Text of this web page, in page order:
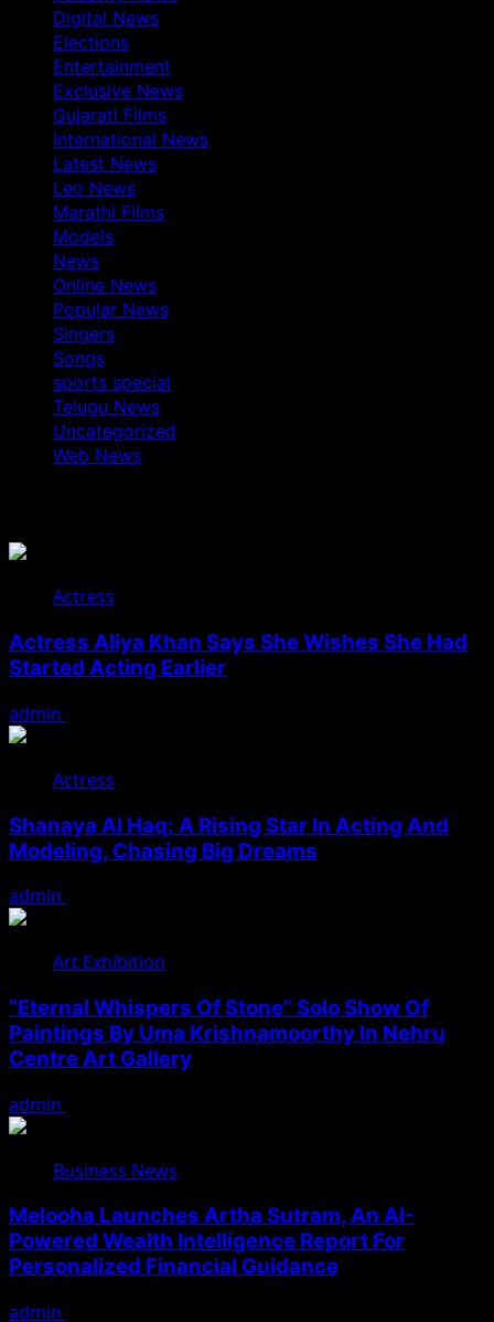
Digital News
Elections
Entertainment
Exclusive News
Gujarati Films
International News
Latest News
Leo News
Marathi Films
Models
News
Online News
Popular News
Singers
Songs
sports special
Telugu News
Uncategorized
Web News
Actress
Actress Aliya Khan Says She Wishes She Had
Started Acting Earlier
admin
Actress
Shanaya Al Haq: A Rising Star In Acting And
Modeling, Chasing Big Dreams
admin
Art Exhibition
“Eternal Whispers Of Stone” Solo Show Of
Paintings By Uma Krishnamoorthy In Nehru
Centre Art Gallery
admin
Business News
Melooha Launches Artha Sutram, An AI-
Powered Wealth Intelligence Report For
Personalized Financial Guidance
admin